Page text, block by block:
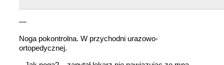
—
Noga pokontrolna. W przychodni urazowo-
ortopedycznej.